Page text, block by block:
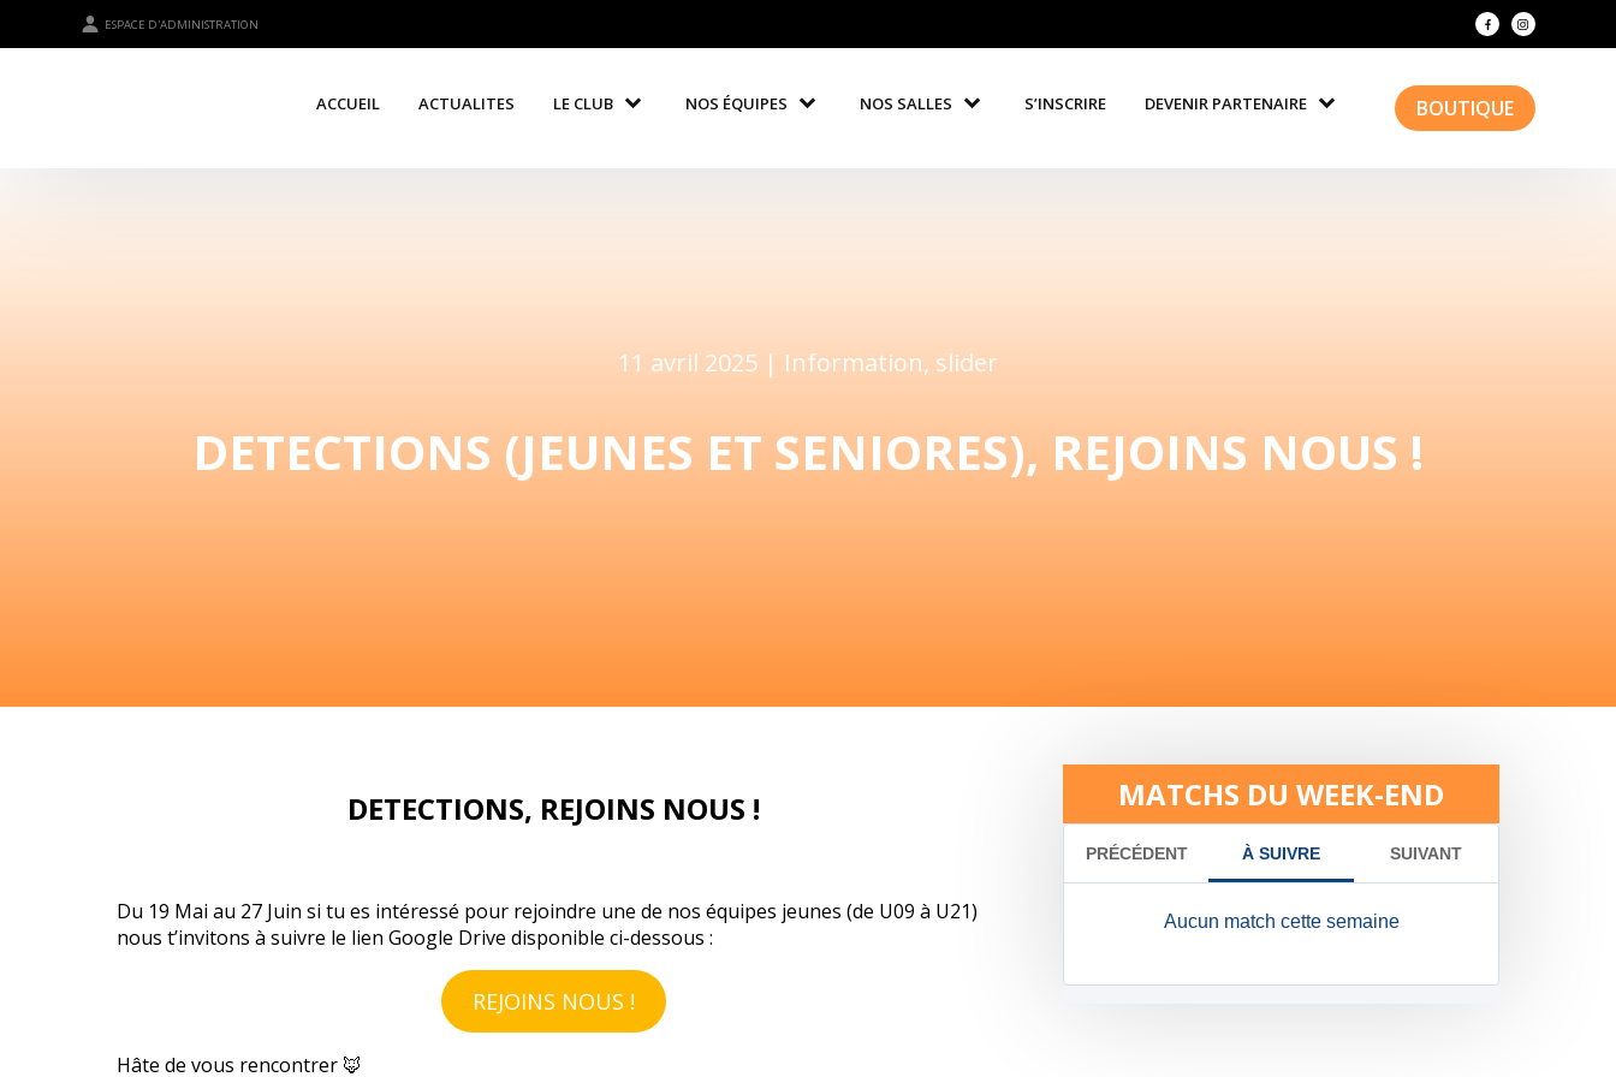
ESPACE D'ADMINISTRATION
ACCUEIL ACTUALITES LE CLUB NOS ÉQUIPES NOS SALLES S’INSCRIRE DEVENIR PARTENAIRE BOUTIQUE
11 avril 2025 | Information, slider
DETECTIONS (JEUNES ET SENIORES), REJOINS NOUS !
DETECTIONS, REJOINS NOUS !
Du 19 Mai au 27 Juin si tu es intéressé pour rejoindre une de nos équipes jeunes (de U09 à U21)
nous t’invitons à suivre le lien Google Drive disponible ci-dessous :
REJOINS NOUS !
Hâte de vous rencontrer 🦊
MATCHS DU WEEK-END